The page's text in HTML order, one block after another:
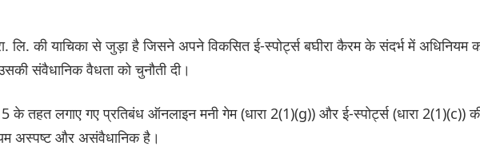
लि. की याचिका से जुड़ा है जिसने अपने विकसित ई-स्पोर्ट्स बघीरा कैरम के संदर्भ में अधिनियम
संवैधानिक वैधता को चुनौती दी।
5 के तहत लगाए गए प्रतिबंध ऑनलाइन मनी गेम (धारा 2(1)(g)) और ई-स्पोर्ट्स (धारा 2(1)(c))
अस्पष्ट और असंवैधानिक है।